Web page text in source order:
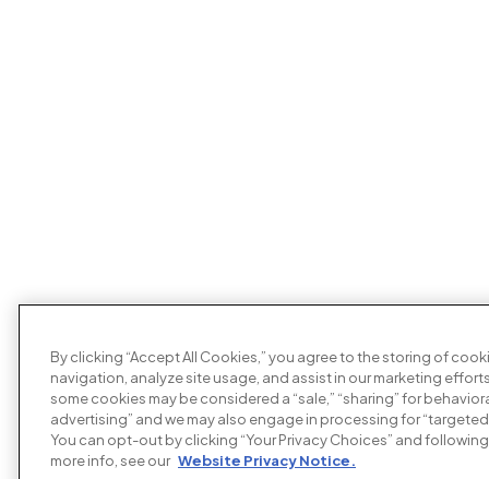
By clicking “Accept All Cookies,” you agree to the storing of
navigation, analyze site usage, and assist in our marketing
some cookies may be considered a “sale,” “sharing” for
advertising” and we may also engage in processing for
You can opt-out by clicking “Your Privacy Choices” and
more info, see our Website Privacy Notice.